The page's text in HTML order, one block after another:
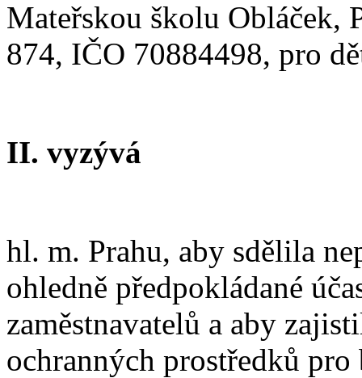
Mateřskou školu Obláček,
874, IČO 70884498, pro
II. vyzývá
hl. m. Prahu, aby sdělila
ohledně předpokládané
zaměstnavatelů a aby
ochranných prostředků